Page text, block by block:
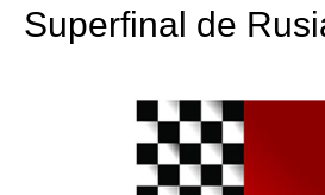
Superfinal de